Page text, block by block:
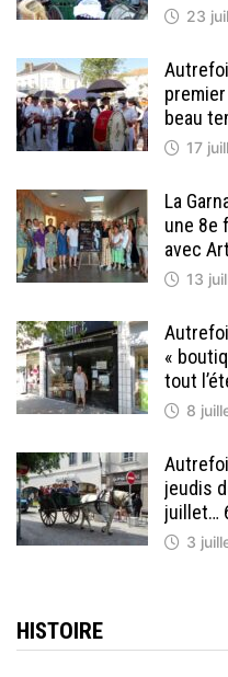
23
beau
17
La
une 8e
avec
13
«
tout
8
jeudis
juillet…
3
HISTOIRE